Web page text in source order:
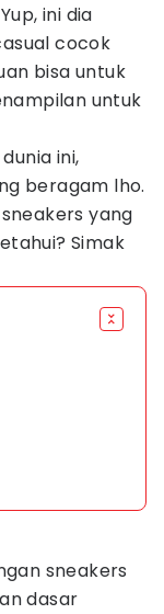
ini dia
cocok
bisa untuk
untuk
ini,
beragam lho.
yang
Simak
sneakers
dasar